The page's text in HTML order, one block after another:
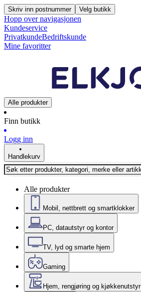
Skriv inn postnummer Velg butikk
Hopp over navigasjonen
Kundeservice
PrivatkundeBedriftskunde
Mine favoritter
Alle produkter
Finn butikk
Logg inn
Handlekurv
Alle produkter
Mobil, nettbrett og smartklokker
PC, datautstyr og kontor
TV, lyd og smarte hjem
Gaming
Hjem, rengjøring og kjøkkenutstyr